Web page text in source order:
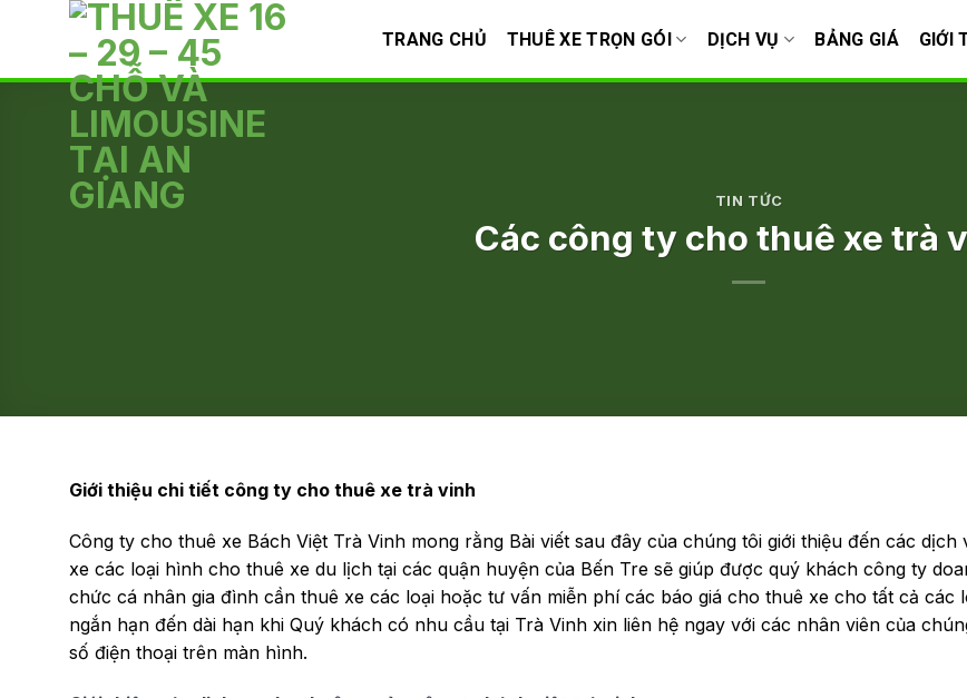
TRANG CHỦ THUÊ XE TRỌN GÓI DỊCH VỤ BẢNG GIÁ GIỚI
TIN TỨC
Các công ty cho thuê xe trà
Giới thiệu chi tiết công ty cho thuê xe trà vinh
Công ty cho thuê xe Bách Việt Trà Vinh mong rằng Bài viết sau đây của chúng tôi giới thiệu đến các dịch
xe các loại hình cho thuê xe du lịch tại các quận huyện của Bến Tre sẽ giúp được quý khách công ty
chức cá nhân gia đình cần thuê xe các loại hoặc tư vấn miễn phí các báo giá cho thuê xe cho tất cả các
ngắn hạn đến dài hạn khi Quý khách có nhu cầu tại Trà Vinh xin liên hệ ngay với các nhân viên của
số điện thoại trên màn hình.